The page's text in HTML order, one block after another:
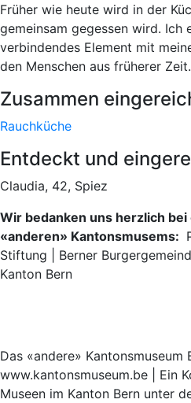
Früher wie heute wird in der
gemeinsam gegessen wird. Ich
verbindendes Element mit
den Menschen aus früherer Zeit.
Zusammen
Rauchküche
Entdeckt und
Claudia, 42, Spiez
Wir bedanken uns herzlich
«anderen» Kantonsmusems:
Stiftung | Berner
Kanton Bern
Das «andere» Kantonsmuseum
www.kantonsmuseum.be | Ein
Museen im Kanton Bern unter